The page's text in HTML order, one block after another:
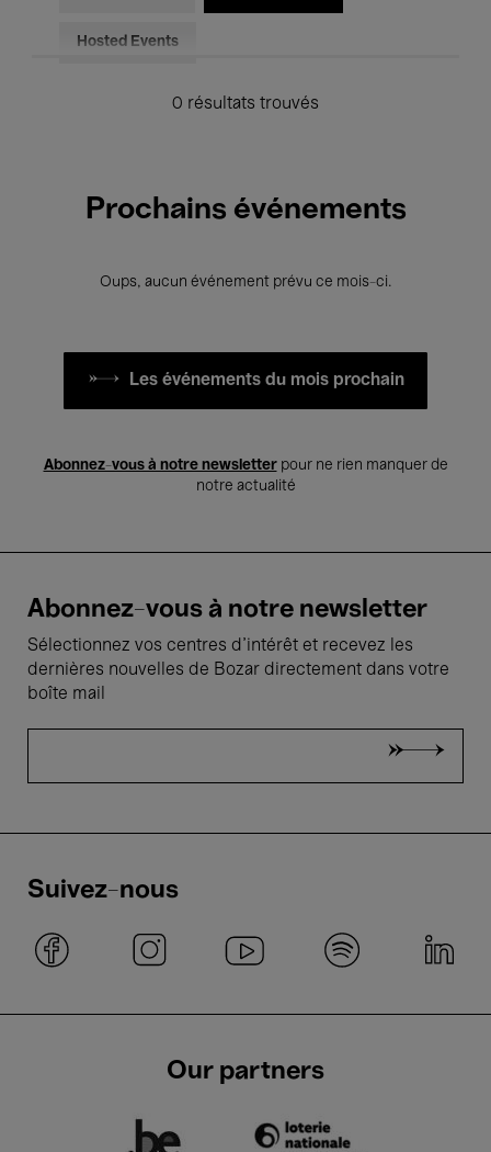
Hosted Events
0 résultats trouvés
Prochains événements
Oups, aucun événement prévu ce mois-ci.
Les événements du mois prochain
Abonnez-vous à notre newsletterpour ne rien manquer de
notre actualité
Abonnez-vous à notre newsletter
Sélectionnez vos centres d'intérêt et recevez les
dernières nouvelles de Bozar directement dans votre
boîte mail
Suivez-nous
Our partners